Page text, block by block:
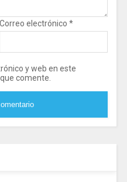
Correo electrónico *
y web en este
comente.